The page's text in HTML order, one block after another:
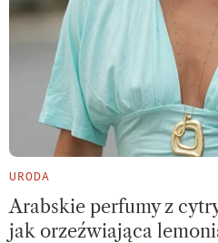
URODA
Arabskie perfumy z
jak orzeźwiająca